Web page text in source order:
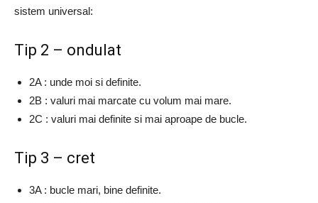
sistem universal:
Tip 2 – ondulat
2A : unde moi si definite.
2B : valuri mai marcate cu volum mai mare.
2C : valuri mai definite si mai aproape de bucle.
Tip 3 – cret
3A : bucle mari, bine definite.